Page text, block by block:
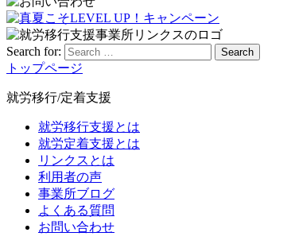
Search for: Search
トップページ
就労移行/定着支援
就労移行支援とは
就労定着支援とは
リンクスとは
利用者の声
事業所ブログ
よくある質問
お問い合わせ